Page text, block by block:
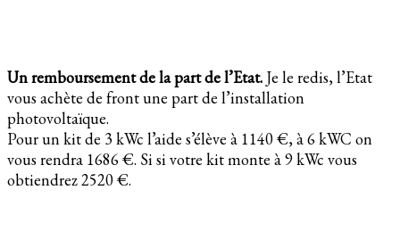
Un remboursement de la part de l’Etat. Je le redis, l’Etat
vous achète de front une part de l’installation
photovoltaïque.
Pour un kit de 3 kWc l’aide s’élève à 1140 €, à 6 kWC on
vous rendra 1686 €. Si si votre kit monte à 9 kWc vous
obtiendrez 2520 €.